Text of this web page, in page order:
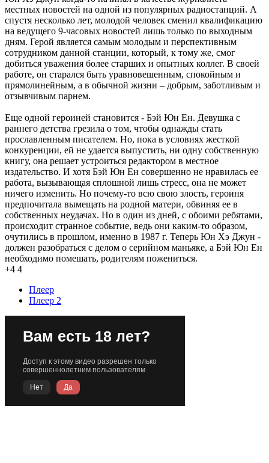
местных новостей на одной из популярных радиостанций. А
спустя несколько лет, молодой человек сменил квалификацию
на ведущего 9-часовых новостей лишь только по выходным
дням. Герой является самым молодым и перспективным
сотрудником данной станции, который, к тому же, смог
добиться уважения более старших и опытных коллег. В своей
работе, он старался быть уравновешенным, спокойным и
прямолинейным, а в обычной жизни – добрым, заботливым и
отзывчивым парнем.
Еще одной героиней становится - Бэй Юн Ен. Девушка с
раннего детства грезила о том, чтобы однажды стать
прославленным писателем. Но, пока в условиях жесткой
конкуренции, ей не удается выпустить, ни одну собственную
книгу, она решает устроиться редактором в местное
издательство. И хотя Бэй Юн Ен совершенно не нравилась ее
работа, вызывающая сплошной лишь стресс, она не может
ничего изменить. Но почему-то всю свою злость, героиня
предпочитала вымещать на родной матери, обвиняя ее в
собственных неудачах. Но в один из дней, с обоими ребятами,
происходит странное событие, ведь они каким-то образом,
очутились в прошлом, именно в 1987 г. Теперь Юн Хэ Джун -
должен разобраться с делом о серийном маньяке, а Бэй Юн Ен
необходимо помешать, родителям пожениться.
+4 4
Плеер
Плеер 2